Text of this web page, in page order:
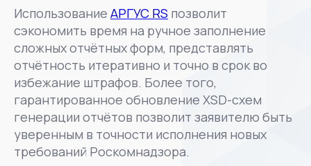
Использование АРГУС RS позволит
сэкономить время на ручное заполнение
сложных отчётных форм, представлять
отчётность итеративно и точно в срок во
избежание штрафов. Более того,
гарантированное обновление XSD-схем
генерации отчётов позволит заявителю быть
уверенным в точности исполнения новых
требований Роскомнадзора.